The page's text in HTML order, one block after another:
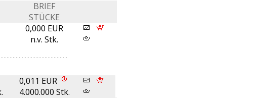
BRIEF
STÜCKE
0,000 EUR
n.v. Stk.
0,011 EUR
4.000.000 Stk.